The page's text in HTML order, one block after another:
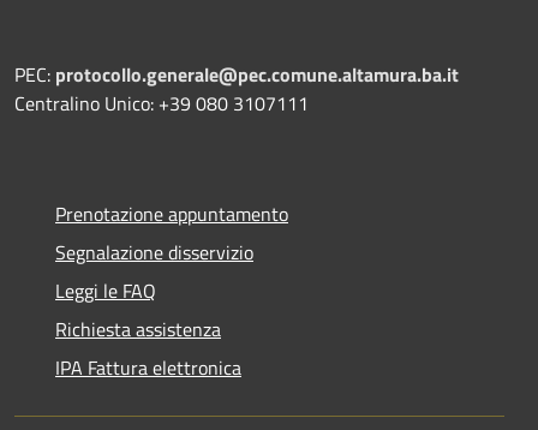
PEC: protocollo.generale@pec.comune.altamura.ba.it
Centralino Unico: +39 080 3107111
Prenotazione appuntamento
Segnalazione disservizio
Leggi le FAQ
Richiesta assistenza
IPA Fattura elettronica